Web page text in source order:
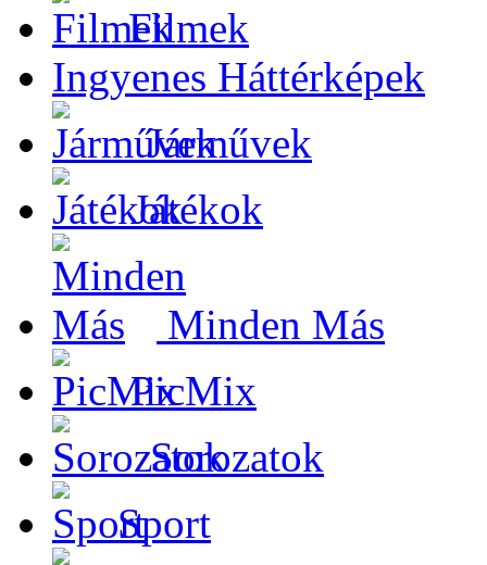
Filmek
Ingyenes Háttérképek
Járművek
Játékok
Minden Más
PicMix
Sorozatok
Sport